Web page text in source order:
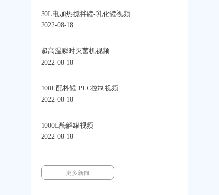
30L电加热搅拌罐-乳化罐视频
2022-08-18
超高温瞬时灭菌机视频
2022-08-18
100L配料罐 PLC控制视频
2022-08-18
1000L酶解罐视频
2022-08-18
更多新闻